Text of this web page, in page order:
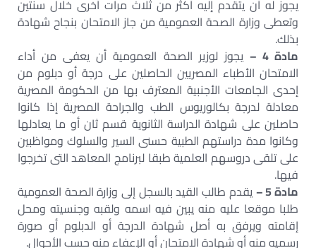
يجوز له أن يتقدم إليه أكثر من ثلاث مرات أخرى خلال سنتين
وتعطى وزارة الصحة العمومية من جاز الامتحان بنجاح شهادة
بذلك.
مادة 4 –
يجوز لوزير الصحة العمومية أن يعفى من أداء
الامتحان الأطباء المصريين الحاصلين على درجة أو دبلوم من
إحدى الجامعات الأجنبية المعترف بها من الحكومة المصرية
معادلة لدرجة بكالوريوس الطب والجراحة المصرية إذا كانوا
حاصلين على شهادة الدراسة الثانوية قسم ثان أو ما يعادلها
وكانوا مدة دراستهم الطبية حسنى السير والسلوك ومواظبين
على تلقى دروسهم العلمية طبقا لبرنامج المعاهد التى تخرجوا
فيها.
مادة 5 –
يقدم طالب القيد بالسجل إلى وزارة الصحة العمومية
طلبا موقعا عليه منه يبين فيه اسمه ولقبه وجنسيته ومحل
إقامته ويرفق به أصل شهادة الدرجة أو الدبلوم أو صورة
رسميه منه أو شهادة الامتحان أو الإعفاء منه حسب الأحوال.